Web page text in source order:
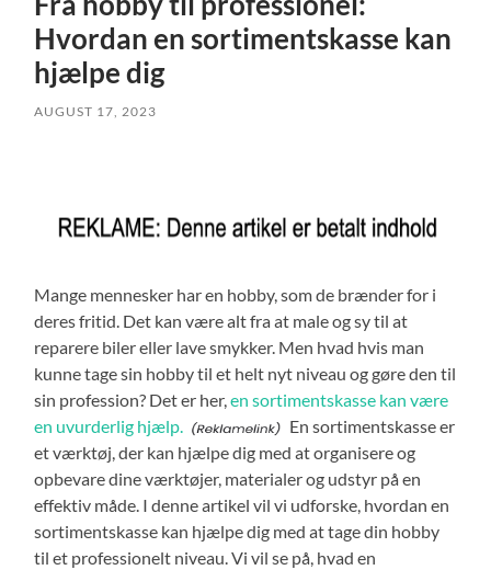
Hvordan en sortimentskasse kan
hjælpe dig
AUGUST 17, 2023
Mange mennesker har en hobby, som de brænder for i
deres fritid. Det kan være alt fra at male og sy til at
reparere biler eller lave smykker. Men hvad hvis man
kunne tage sin hobby til et helt nyt niveau og gøre den til
sin profession? Det er her,en sortimentskasse kan være
en uvurderlig hjælp.
En sortimentskasse er
et værktøj, der kan hjælpe dig med at organisere og
opbevare dine værktøjer, materialer og udstyr på en
effektiv måde. I denne artikel vil vi udforske, hvordan en
sortimentskasse kan hjælpe dig med at tage din hobby
til et professionelt niveau. Vi vil se på, hvad en